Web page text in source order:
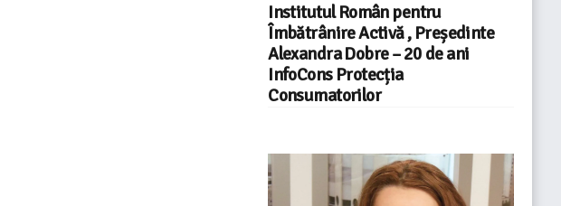
Institutul Român pentru
Îmbătrânire Activă , Președinte
Alexandra Dobre – 20 de ani
InfoCons Protecția
Consumatorilor